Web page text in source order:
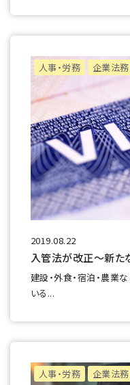
人事・労務 企業法務
2019.08.22
入管法が改正～新た
建設・外食・宿泊・農業
いる...
人事・労務 企業法務